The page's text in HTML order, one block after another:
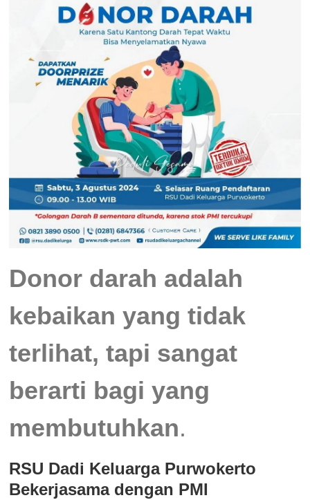
Donor darah adalah
kebaikan yang tidak
terlihat, tapi sangat
berarti bagi yang
membutuhkan.
RSU Dadi Keluarga Purwokerto
Bekerjasama dengan PMI